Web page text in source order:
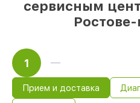
начинает работу
сервисным
1
Прием и доставка